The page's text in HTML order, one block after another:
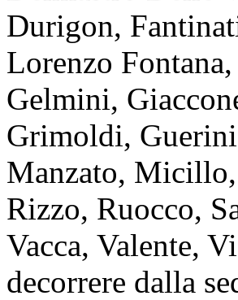
Durigon,
Lorenzo
Gelmini,
Grimoldi,
Manzato,
Rizzo, Ruocco,
Vacca, Valente,
decorrere dalla